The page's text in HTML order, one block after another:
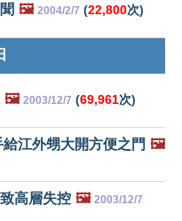
🖼️ 2004/2/7 (22,800次)
🖼️ 2003/12/7 (69,961次)
江外甥大開方便之門 🖼️
高層失控 🖼️ 2003/12/7